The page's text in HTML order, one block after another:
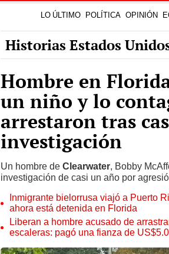
LO ÚLTIMO POLÍTICA OPINIÓN
Historias Estados
Hombre en
un niño y lo
arrestaron tras
investigación
Un hombre de Clearwater, Bobby
investigación de casi un año por
Inmigrante bielorrusa viajó a Puerto
ahora está detenida en Florida
Liberan a hombre acusado de
escaleras: pagó una fianza de